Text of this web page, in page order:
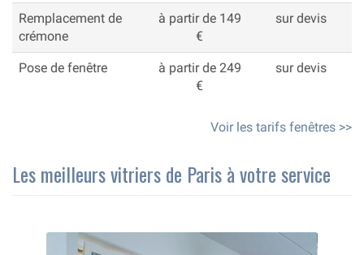
Remplacement de
crémone
à partir de 149
€
sur devis
Pose de fenêtre
à partir de 249
€
sur devis
Voir les tarifs fenêtres >>
Les meilleurs vitriers de Paris à votre service